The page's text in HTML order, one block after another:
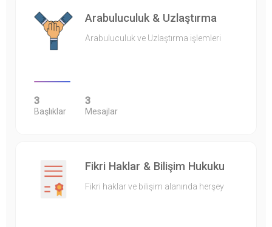
Arabuluculuk & Uzlaştırma
Arabuluculuk ve Uzlaştırma işlemleri
3
Başlıklar
3
Mesajlar
Fikri Haklar & Bilişim Hukuku
Fikri haklar ve bilişim alanında herşey